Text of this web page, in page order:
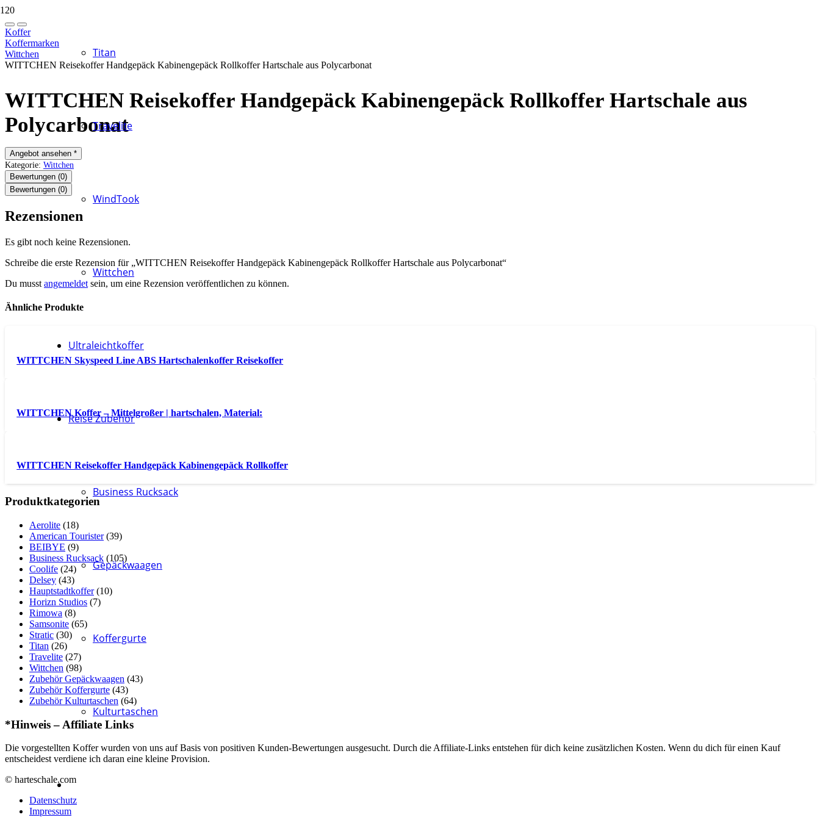
Titan
Travelite
WindTook
Wittchen
Ultraleichtkoffer
Reise Zubehör
Business Rucksack
Gepäckwaagen
Koffergurte
Kulturtaschen
Koffer
Koffermarken
Wittchen
WITTCHEN Reisekoffer Handgepäck Kabinengepäck Rollkoffer Hartschale aus Polycarbonat
WITTCHEN Reisekoffer Handgepäck Kabinengepäck Rollkoffer Hartschale aus
Polycarbonat
Angebot ansehen *
Kategorie: Wittchen
Bewertungen (0)
Bewertungen (0)
Rezensionen
Es gibt noch keine Rezensionen.
Schreibe die erste Rezension für „WITTCHEN Reisekoffer Handgepäck Kabinengepäck Rollkoffer Hartschale aus Polycarbonat“
Du musst angemeldet sein, um eine Rezension veröffentlichen zu können.
Ähnliche Produkte
WITTCHEN Skyspeed Line ABS Hartschalenkoffer Reisekoffer
WITTCHEN Koffer – Mittelgroßer | hartschalen, Material:
WITTCHEN Reisekoffer Handgepäck Kabinengepäck Rollkoffer
Produktkategorien
Aerolite (18)
American Tourister (39)
BEIBYE (9)
Business Rucksack (105)
Coolife (24)
Delsey (43)
Hauptstadtkoffer (10)
Horizn Studios (7)
Rimowa (8)
Samsonite (65)
Stratic (30)
Titan (26)
Travelite (27)
Wittchen (98)
Zubehör Gepäckwaagen (43)
Zubehör Koffergurte (43)
Zubehör Kulturtaschen (64)
*Hinweis – Affiliate Links
Die vorgestellten Koffer wurden von uns auf Basis von positiven Kunden-Bewertungen ausgesucht. Durch die Affiliate-Links entstehen für dich keine zusätzlichen Kosten. Wenn du dich für einen Kauf
entscheidest verdiene ich daran eine kleine Provision.
© harteschale.com
Datenschutz
Impressum